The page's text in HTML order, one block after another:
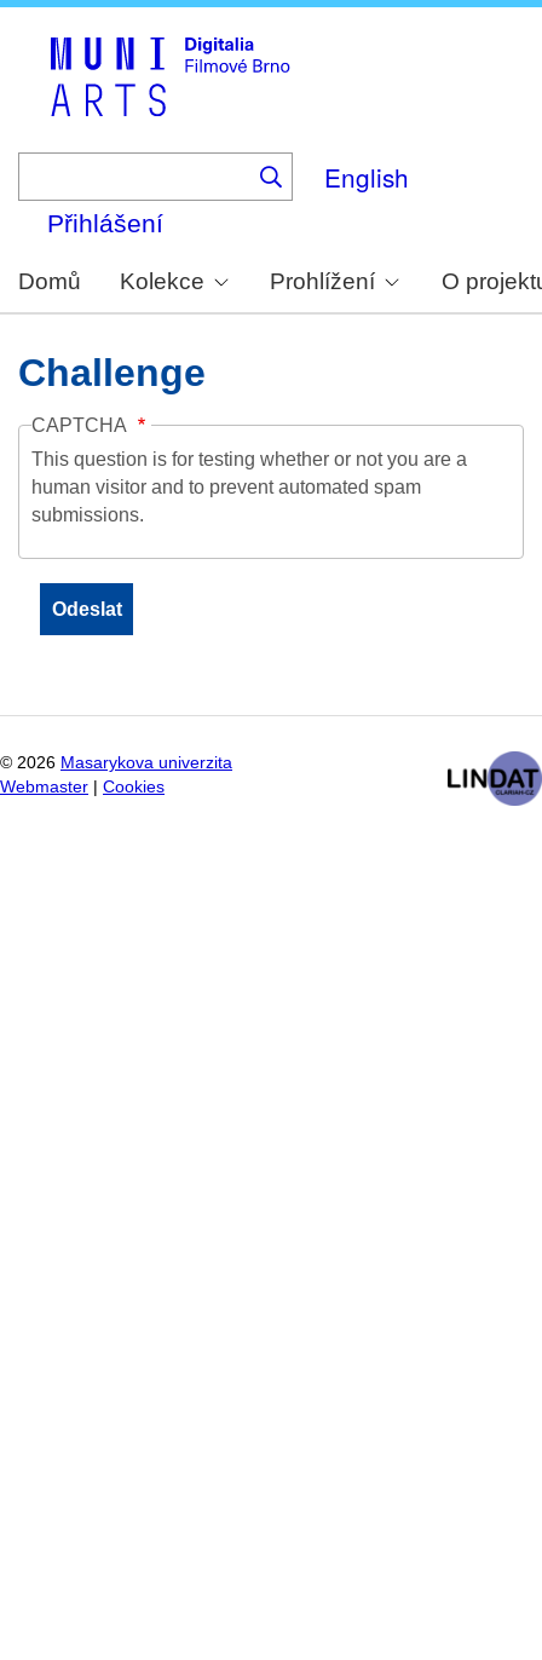
English
Přihlášení
Domů Kolekce Prohlížení O
Challenge
CAPTCHA
This question is for testing whether or not you are a
human visitor and to prevent automated spam
submissions.
© 2026 Masarykova univerzita
Webmaster
Cookies